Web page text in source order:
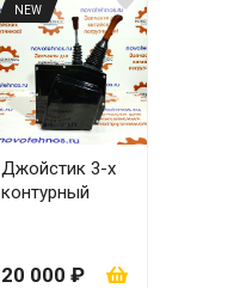
NEW
Джойстик 3-х
контурный
20 000 ₽